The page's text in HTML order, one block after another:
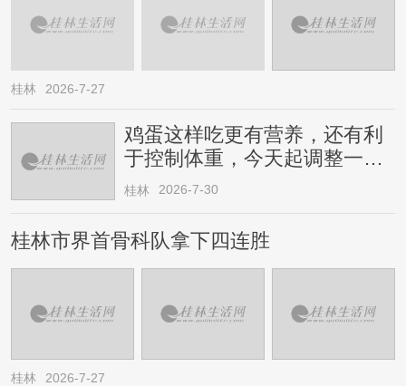
桂林 2026-7-27
鸡蛋这样吃更有营养，还有利
于控制体重，今天起调整一下
→
桂林 2026-7-30
桂林市界首骨科队拿下四连胜
桂林 2026-7-27